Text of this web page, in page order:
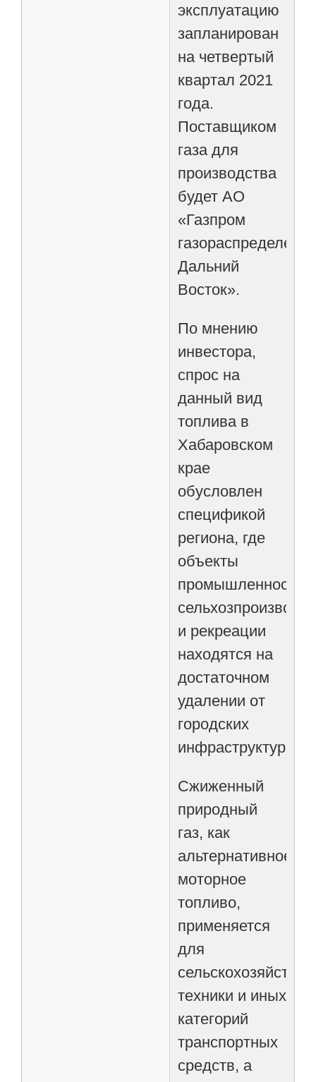
эксплуатацию
запланирован
на четвертый
квартал 2021
года.
Поставщиком
газа для
производства
будет АО
«Газпром
Дальний
Восток».
По мнению
инвестора,
спрос на
данный вид
топлива в
Хабаровском
крае
обусловлен
спецификой
региона, где
объекты
промышленности,
и рекреации
находятся на
достаточном
удалении от
городских
инфраструктур.
Сжиженный
природный
газ, как
альтернативное
моторное
топливо,
применяется
для
техники и иных
категорий
транспортных
средств, а